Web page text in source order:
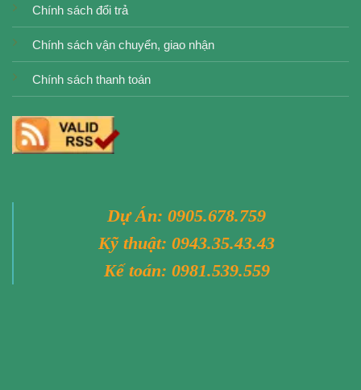
Chính sách đổi trả
Chính sách vận chuyển, giao nhận
Chính sách thanh toán
Dự Án: 0905.678.759
Kỹ thuật: 0943.35.43.43
Kế toán: 0981.539.559